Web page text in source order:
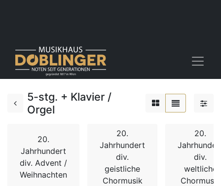
5-stg. + Klavier /
Orgel
20.
Jahrhundert
div. Advent /
Weihnachten
20.
Jahrhundert
div.
geistliche
Chormusik
20.
div.
weltliche
Chormusik